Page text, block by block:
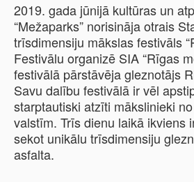
2019. gada jūnijā kultūras un
“Mežaparks” norisināja otrais
trīsdimensiju mākslas festivāls
Festivālu organizē SIA “Rīgas
festivālā pārstāvēja gleznotājs
Savu dalību festivālā ir vēl
starptautiski atzīti mākslinieki
valstīm. Trīs dienu laikā ikviens
sekot unikālu trīsdimensiju
asfalta.